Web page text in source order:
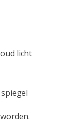
licht